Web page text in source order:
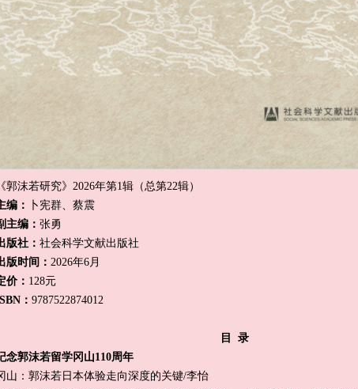
《郭沫若研究》2026年第1辑（总第22辑）
编：
卜宪群、蔡震
主编： 张勇
版社： 社会科学文献出版社
版时间： 2026年6月
价： 128元
： 9787522874012
目 录
念郭沫若留学冈山110周年
山：郭沫若日本体验走向深度的关键/李怡